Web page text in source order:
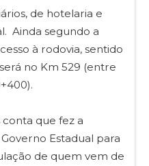
de hotelaria e
Ainda segundo a
à rodovia, sentido
no Km 529 (entre
que fez a
Estadual para
de quem vem de